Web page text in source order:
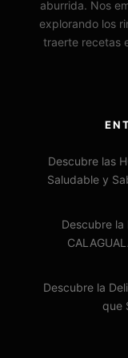
IBILI SARTÉN-
(48510)
aburrida. Nos
explorando los
traerte recetas
Descubre las
Saludable y
Descubre la
Descubre la
que